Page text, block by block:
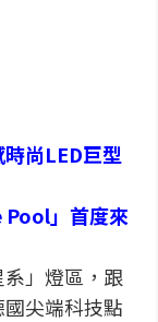
尚LED巨型
Pool」首度來
」燈區，跟
尖端科技點